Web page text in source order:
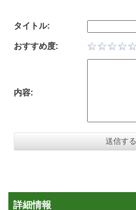
タイトル:
おすすめ度:
内容:
詳細情報